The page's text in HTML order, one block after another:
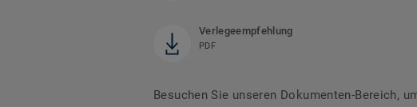
Verlegeempfehlung
PDF
Besuchen Sie unseren Dokumenten-Bereich,